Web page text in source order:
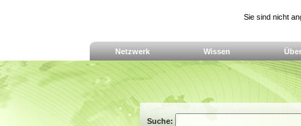
Sie sind nicht
Netzwerk Wissen
Suche: